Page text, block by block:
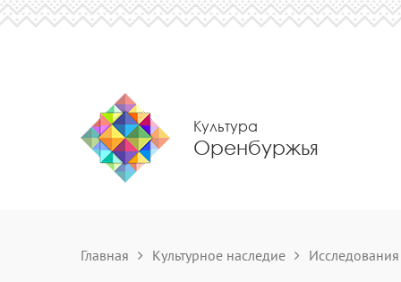
Культура
Оренбуржья
Главная Культурное наследие Исследования